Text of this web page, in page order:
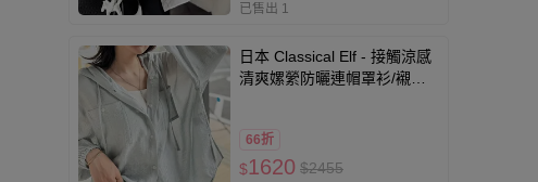
已售出 1
日本 Classical Elf - 接觸涼感
清爽嫘縈防曬連帽罩衫/襯衫-
66折
$1620 $2455